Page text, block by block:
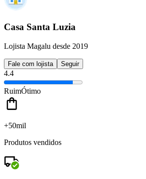
Casa Santa Luzia
Lojista Magalu desde 2019
Fale com lojista Seguir
4.4
RuimÓtimo
+50mil
Produtos vendidos